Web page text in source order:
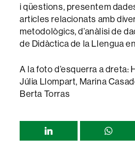
i qüestions, presentem
articles relacionats amb
metodològics, d’anàlisi de
de Didàctica de la Llengua
A la foto d’esquerra a dreta:
Júlia Llompart, Marina
Berta Torras